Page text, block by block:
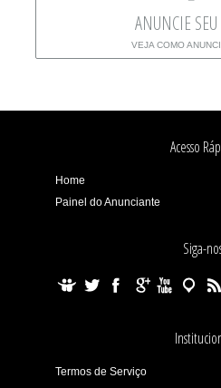
ANUNCIE
VEJA COMO
Acesso
Home
Painel do Anunciante
Siga-
Termos de Serviço